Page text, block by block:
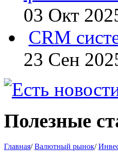
03 Окт
CRM
23 Сен
Полезные
Главная/Валютный рынок/